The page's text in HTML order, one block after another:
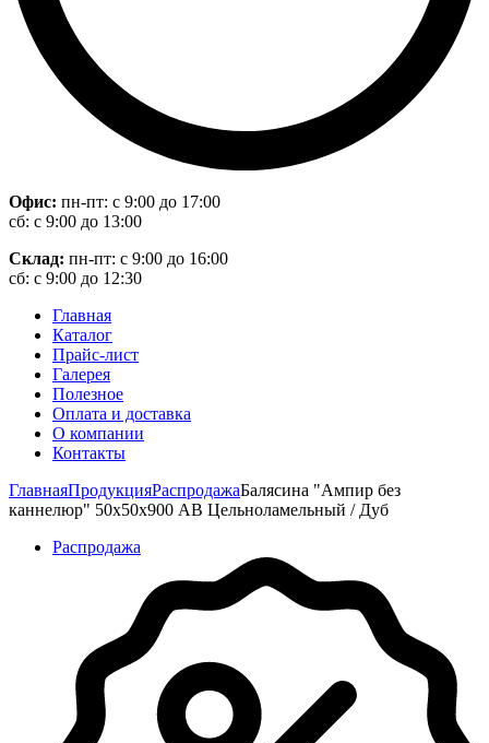
Офис: пн-пт: с 9:00 до 17:00
сб: с 9:00 до 13:00
Склад: пн-пт: с 9:00 до 16:00
сб: с 9:00 до 12:30
Главная
Каталог
Прайс-лист
Галерея
Полезное
Оплата и доставка
О компании
Контакты
ГлавнаяПродукцияРаспродажаБалясина "Ампир без
каннелюр" 50х50х900 АВ Цельноламельный / Дуб
Распродажа